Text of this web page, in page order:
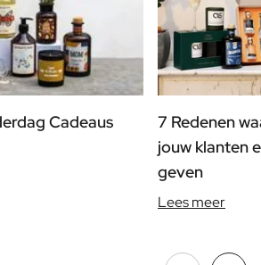
Cadeaus
7 Redenen
jouw klanten
geven
Lees meer